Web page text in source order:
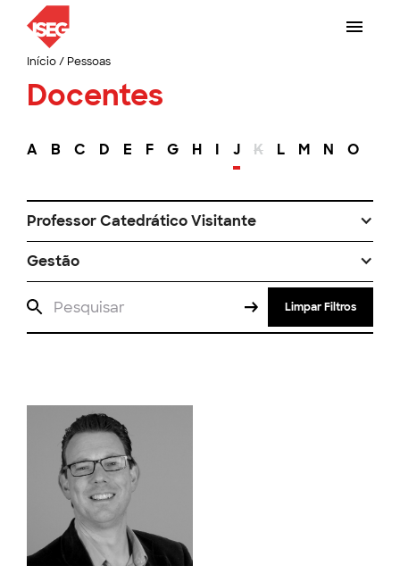
Início/ Pessoas
Docentes
A B C D E F G H I J K L M N O
Professor Catedrático Visitante
Gestão
Limpar Filtros